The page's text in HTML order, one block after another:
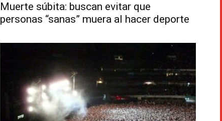
Muerte súbita: buscan evitar que
personas “sanas” muera al hacer deporte